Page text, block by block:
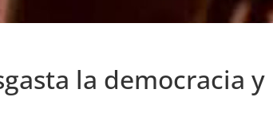
la democracia y